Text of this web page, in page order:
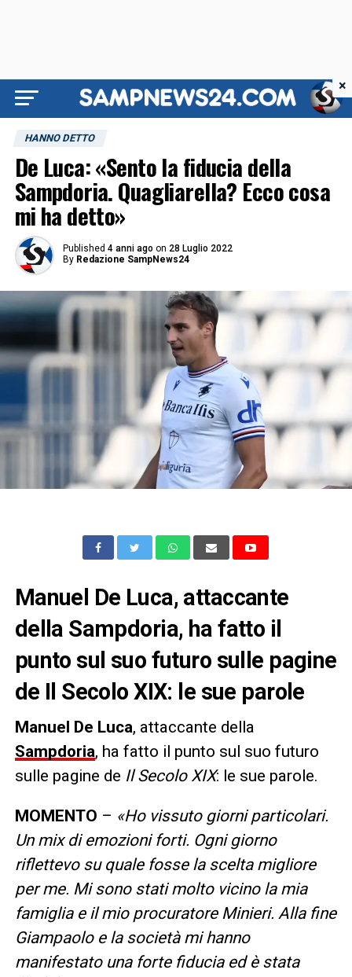
HANNO DETTO
De Luca: «Sento la fiducia della
Sampdoria. Quagliarella? Ecco cosa
mi ha detto»
Published 4 anni ago on 28 Luglio 2022
By Redazione SampNews24
Manuel De Luca, attaccante
della Sampdoria, ha fatto il
punto sul suo futuro sulle pagine
de Il Secolo XIX: le sue parole
Manuel De Luca, attaccante della
Sampdoria, ha fatto il punto sul suo futuro
sulle pagine de Il Secolo XIX: le sue parole.
MOMENTO – «Ho vissuto giorni particolari.
Un mix di emozioni forti. Ogni giorno
riflettevo su quale fosse la scelta migliore
per me. Mi sono stati molto vicino la mia
famiglia e il mio procuratore Minieri. Alla fine
Giampaolo e la società mi hanno
manifestato una forte fiducia ed è stata
×